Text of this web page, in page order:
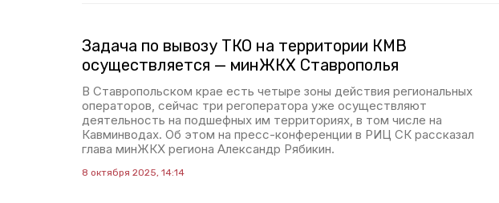
Задача по вывозу ТКО на территории КМВ
осуществляется — минЖКХ Ставрополья
В Ставропольском крае есть четыре зоны действия региональных
операторов, сейчас три регоператора уже осуществляют
деятельность на подшефных им территориях, в том числе на
Кавминводах. Об этом на пресс-конференции в РИЦ СК рассказал
глава минЖКХ региона Александр Рябикин.
8 октября 2025, 14:14